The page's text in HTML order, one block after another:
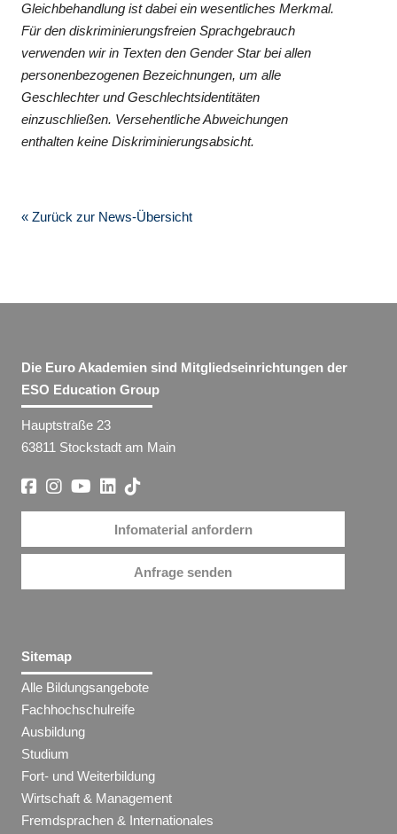
Gleichbehandlung ist dabei ein wesentliches Merkmal.
Für den diskriminierungsfreien Sprachgebrauch
verwenden wir in Texten den Gender Star bei allen
personenbezogenen Bezeichnungen, um alle
Geschlechter und Geschlechtsidentitäten
einzuschließen. Versehentliche Abweichungen
enthalten keine Diskriminierungsabsicht.
« Zurück zur News-Übersicht
Die Euro Akademien sind Mitgliedseinrichtungen der
ESO Education Group
Hauptstraße 23
63811 Stockstadt am Main
Infomaterial anfordern
Anfrage senden
Sitemap
Alle Bildungsangebote
Fachhochschulreife
Ausbildung
Studium
Fort- und Weiterbildung
Wirtschaft & Management
Fremdsprachen & Internationales